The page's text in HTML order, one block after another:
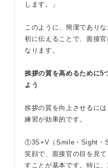
します。」
このように、簡潔であり
初に伝えることで、面接
なります。
挨拶の質を高めるために5
よう
挨拶の質を向上させるに
練習が効果的です。
①3S+V（Smile・Sight・
笑顔で、面接官の目を見
すことが基本です。特に